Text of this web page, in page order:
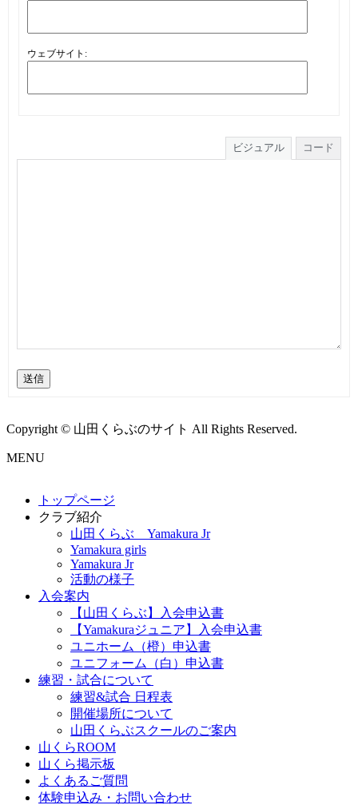
ウェブサイト:
ビジュアル コード
送信
Copyright © 山田くらぶのサイト All Rights Reserved.
MENU
トップページ
クラブ紹介
山田くらぶ Yamakura Jr
Yamakura girls
Yamakura Jr
活動の様子
入会案内
【山田くらぶ】入会申込書
【Yamakuraジュニア】入会申込書
ユニホーム（橙）申込書
ユニフォーム（白）申込書
練習・試合について
練習&試合 日程表
開催場所について
山田くらぶスクールのご案内
山くらROOM
山くら掲示板
よくあるご質問
体験申込み・お問い合わせ